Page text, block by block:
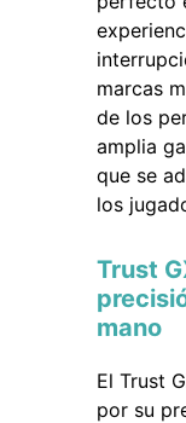
marcas
de los
amplia
que se
los
Trust
mano
El Trust
por su